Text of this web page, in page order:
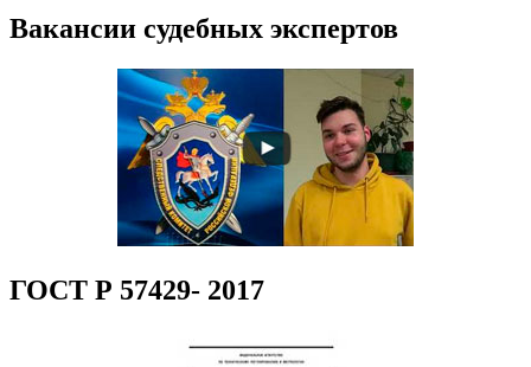
Вакансии судебных экспертов
ГОСТ Р 57429- 2017